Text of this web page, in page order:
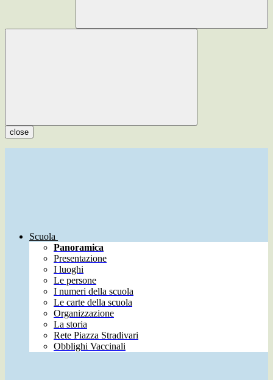
close
Scuola
Panoramica
Presentazione
I luoghi
Le persone
I numeri della scuola
Le carte della scuola
Organizzazione
La storia
Rete Piazza Stradivari
Obblighi Vaccinali